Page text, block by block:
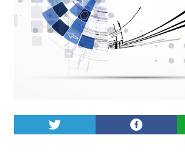
ログイン